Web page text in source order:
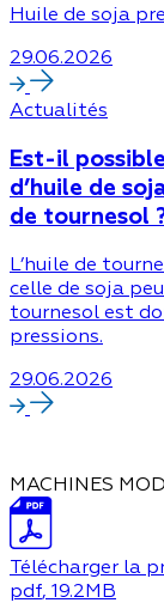
Huile de soja
29.06.2026
Actualités
Est-il
d’huile de
de tournesol
L’huile de
celle de soja
tournesol est
pressions.
29.06.2026
MACHINES
Télécharger la
pdf, 19.2MB